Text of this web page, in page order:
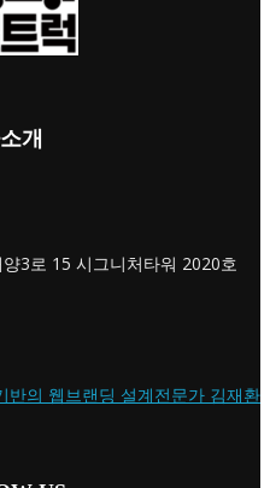
개
3로 15 시그니처타워 2020호
반의 웹브랜딩 설계전문가 김재환